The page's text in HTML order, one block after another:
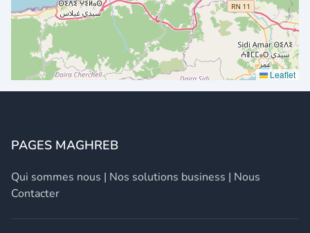
Leaflet
PAGES MAGHREB
Qui sommes nous | Nos solutions business | Nous
Contacter